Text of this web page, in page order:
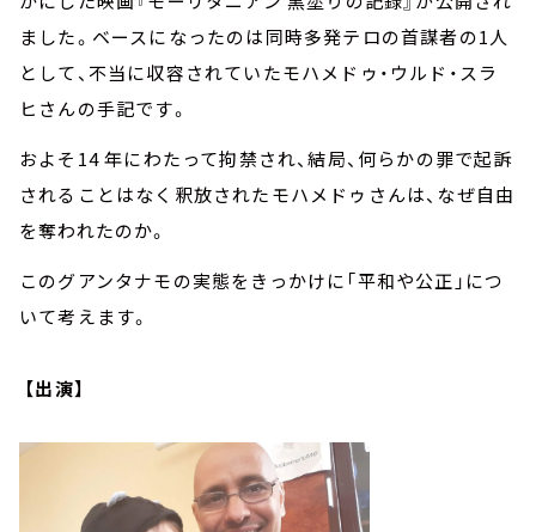
ました。ベースになったのは同時多発テロの首謀者の1人
として、不当に収容されていたモハメドゥ・ウルド・スラ
ヒさんの手記です。
およそ14 年にわたって拘禁され、結局、何らかの罪で起訴
されることはなく釈放されたモハメドゥさんは、なぜ自由
を奪われたのか。
このグアンタナモの実態をきっかけに「平和や公正」につ
いて考えます。
【出演】